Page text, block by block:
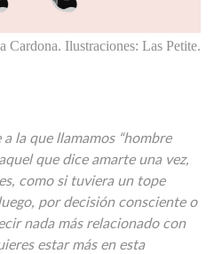
Cardona. Ilustraciones: Las Petite.
la que llamamos “hombre
que dice amarte una vez,
como si tuviera un tope
por decisión consciente o
nada más relacionado con
estar más en esta